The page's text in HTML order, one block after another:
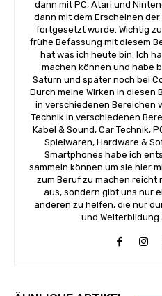
dann mit PC, Atari und
dann mit dem Erscheinen
fortgesetzt wurde. Wichtig
frühe Befassung mit diesem
hat was ich heute bin. Ich
machen können und habe
Saturn und später noch bei
Durch meine Wirken in diesen
in verschiedenen Bereichen
Technik in verschiedenen
Kabel & Sound, Car Technik,
Spielwaren, Hardware &
Smartphones habe ich
sammeln können um sie hier
zum Beruf zu machen reicht
aus, sondern gibt uns nur
anderen zu helfen, die nur
und Weiterbildung